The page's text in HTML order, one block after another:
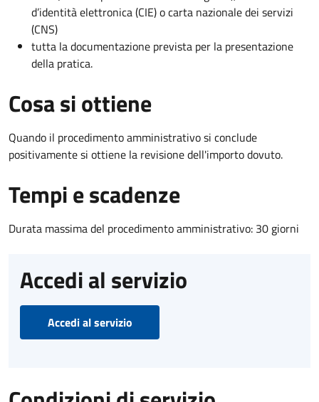
d’identità elettronica (CIE) o carta nazionale dei servizi
(CNS)
tutta la documentazione prevista per la presentazione
della pratica.
Cosa si ottiene
Quando il procedimento amministrativo si conclude
positivamente si ottiene la revisione dell'importo dovuto.
Tempi e scadenze
Durata massima del procedimento amministrativo: 30 giorni
Accedi al servizio
Accedi al servizio